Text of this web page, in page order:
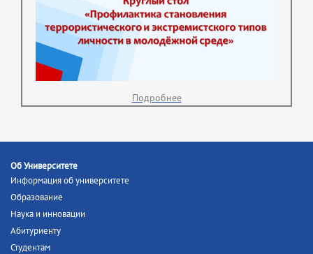
Подробнее
Об Университете
Информация об университете
Образование
Наука и инновации
Абитуриенту
Студентам